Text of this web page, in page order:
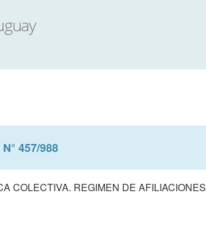
N° 457/988
COLECTIVA. REGIMEN DE AFILIACIONES